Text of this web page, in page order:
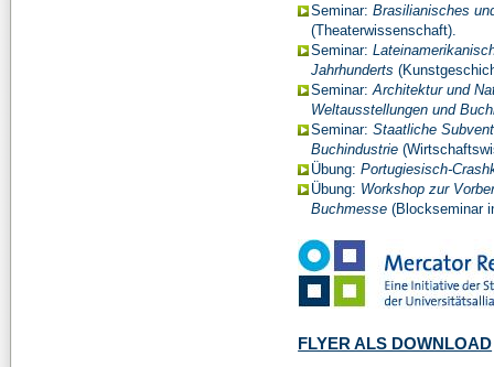
Seminar:Brasilianisches
(Theaterwissenschaft).
Seminar:
Jahrhunderts
Seminar:Architektur und
Weltausstellungen und
Seminar:Staatliche
Buchindustrie
Übung:Portugiesisch-
Übung: Workshop zur
Buchmesse (Blockseminar
FLYER ALS DOWNLOAD